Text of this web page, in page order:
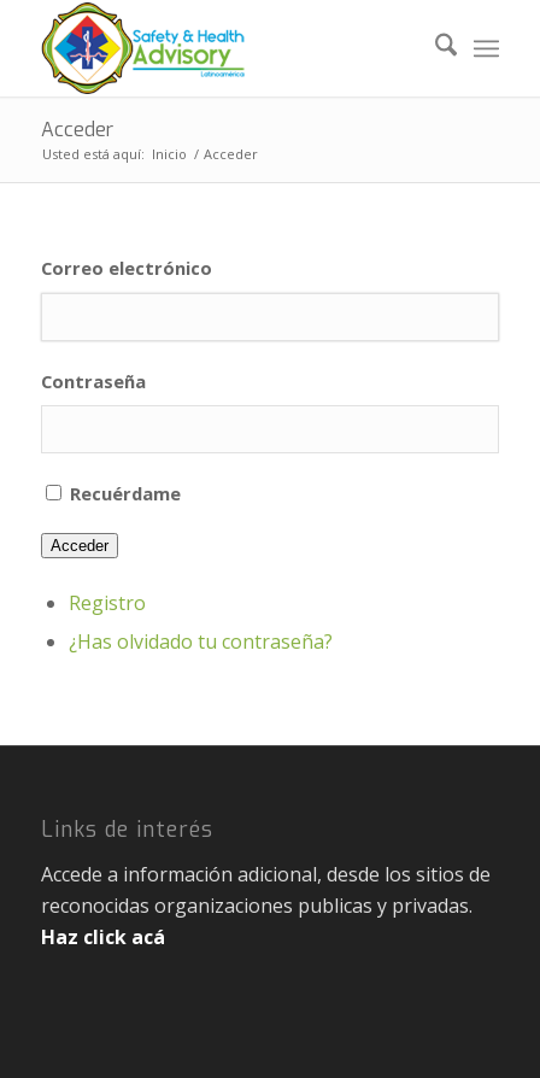
Acceder
Usted está aquí: Inicio / Acceder
Correo electrónico
Contraseña
Recuérdame
Acceder
Registro
¿Has olvidado tu contraseña?
Links de interés
Accede a información adicional, desde los sitios de
reconocidas organizaciones publicas y privadas.
Haz click acá